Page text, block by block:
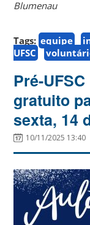
Blumenau
Tags: equipe
UFSC
Pré-
gratuito
sexta, 14
10/11/2025 13:40